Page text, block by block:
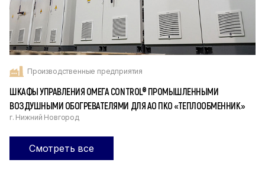
Производственные предприятия
ШКАФЫ УПРАВЛЕНИЯ ОМЕГА CONTROL ® ПРОМЫШЛЕННЫМИ
ВОЗДУШНЫМИ ОБОГРЕВАТЕЛЯМИ ДЛЯ АО ПКО «ТЕПЛООБМЕННИК»
г. Нижний Новгород
Смотреть все